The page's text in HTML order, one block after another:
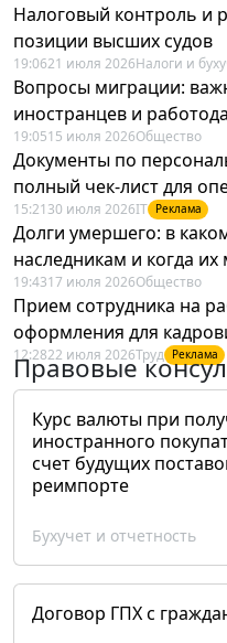
Налоговый контроль и
позиции высших судов
19:0621 июля 2026Налоги и
Вопросы миграции:
иностранцев и
19:0515 июля 2026Общество
Документы по
полный чек-лист для
15:21 30 июля 2026IT Реклама
Долги умершего: в
наследникам и когда
19:4317 июля 2026Общество
Прием сотрудника на
оформления для
12:2822 июля 2026Труд Реклама
Правовые
Курс валюты при
иностранного
счет будущих
реимпорте
Бухучет и отчетность
Договор ГПХ с